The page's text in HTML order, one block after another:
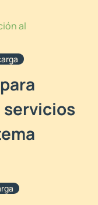
al
servicios